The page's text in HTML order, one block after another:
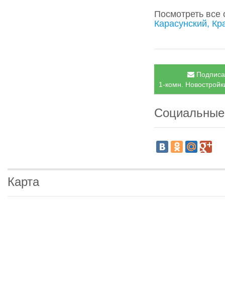
Посмотреть
Карасунский,
1-комн.
Карта